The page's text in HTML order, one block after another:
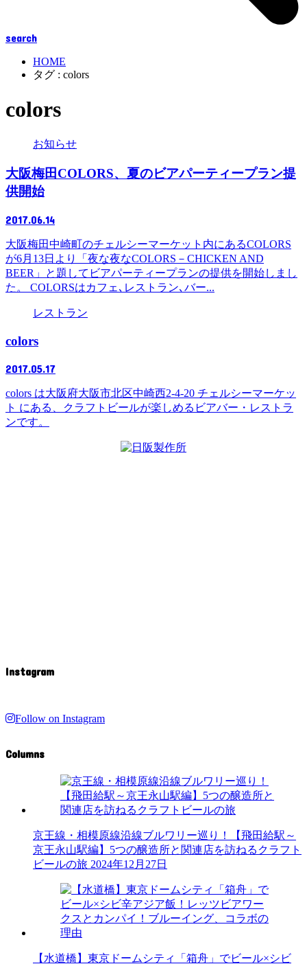
search
HOME
タグ : colors
colors
お知らせ
大阪梅田COLORS、夏のビアパーティープラン提
供開始
2017.06.14
大阪梅田中崎町のチェルシーマーケット内にあるCOLORS
が6月13日より「夜な夜なCOLORS－CHICKEN AND
BEER」と題してビアパーティープランの提供を開始しまし
た。 COLORSはカフェ､レストラン､バー...
レストラン
colors
2017.05.17
colors は大阪府大阪市北区中崎西2-4-20 チェルシーマーケッ
ト にある、クラフトビールが楽しめるビアバー・レストラ
ンです。
Instagram
Follow on Instagram
Columns
京王線・相模原線沿線ブルワリー巡り！【飛田給駅～
京王永山駅編】5つの醸造所と関連店を訪ねるクラフト
ビールの旅 2024年12月27日
【水道橋】東京ドームシティ「箱舟」でビール×シビ